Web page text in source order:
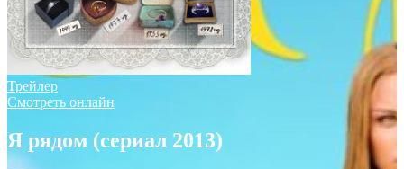
Трейлер
Смотреть онлайн
Я рядом (сериал 2013)